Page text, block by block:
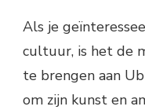
Als je
cultuur, is het de
te brengen aan
om zijn kunst en